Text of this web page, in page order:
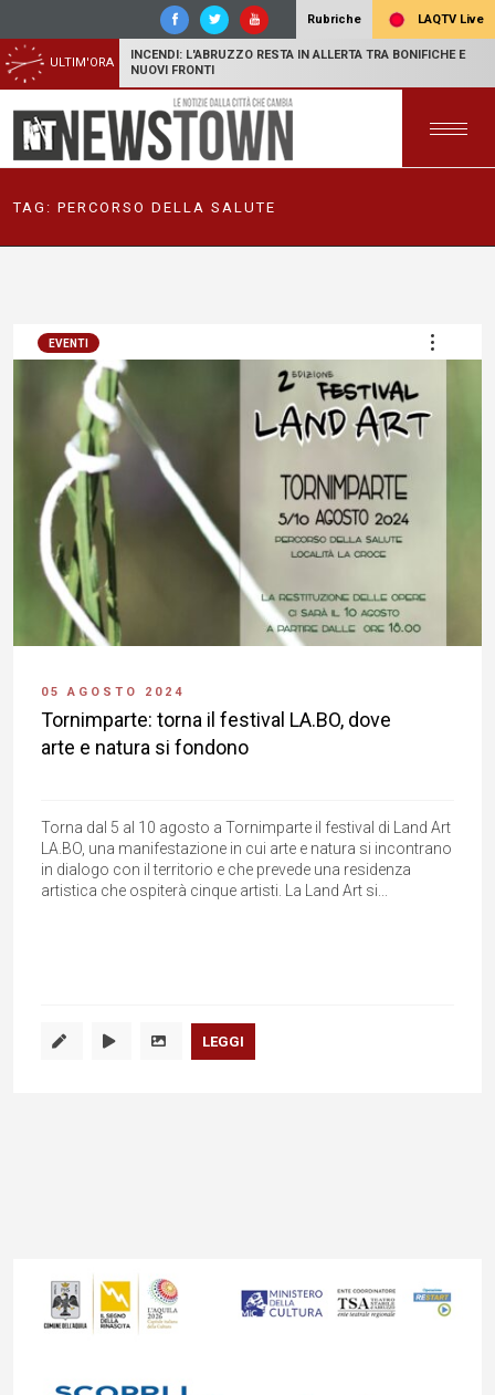
Rubriche LAQTV Live
ULTIM'ORA
INCENDI: L'ABRUZZO RESTA IN ALLERTA TRA BONIFICHE E
NUOVI FRONTI
TAG: PERCORSO DELLA SALUTE
EVENTI
05 AGOSTO 2024
Tornimparte: torna il festival LA.BO, dove
arte e natura si fondono
Torna dal 5 al 10 agosto a Tornimparte il festival di Land Art
LA.BO, una manifestazione in cui arte e natura si incontrano
in dialogo con il territorio e che prevede una residenza
artistica che ospiterà cinque artisti. La Land Art si...
LEGGI